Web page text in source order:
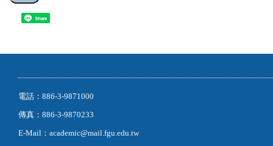
Share
電話：886-3-9871000
傳真：886-3-9870233
E-Mail：academic@mail.fgu.edu.tw